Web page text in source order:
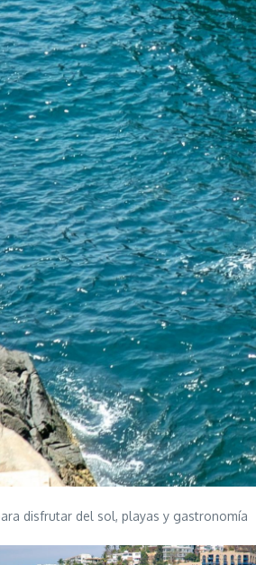
disfrutar del sol, playas y gastronomía